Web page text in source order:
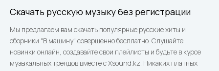
Скачать русскую музыку без регистрации
Мы предлагаем вам скачать популярные русские хиты и
сборники "В машину" совершенно бесплатно. Слушайте
новинки онлайн, создавайте свои плейлисты и будьте в курсе
музыкальных трендов вместе с Xsound.kz. Никаких платных